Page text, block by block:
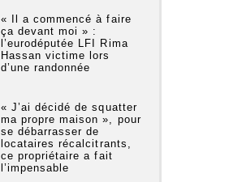
« Il a commencé à faire
ça devant moi » :
l’eurodéputée LFI Rima
Hassan victime lors
d’une randonnée
« J’ai décidé de squatter
ma propre maison », pour
se débarrasser de
locataires récalcitrants,
ce propriétaire a fait
l’impensable